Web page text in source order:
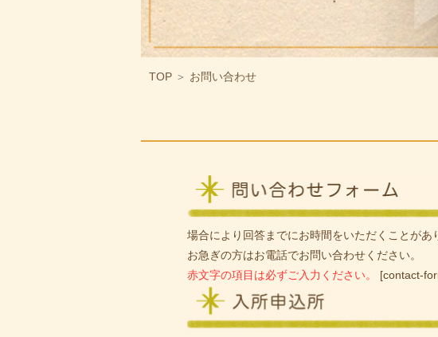
TOP ＞ お問い合わせ
場合により回答までにお時間をいただくことがあ
お急ぎの方はお電話でお問い合わせください。
赤文字の項目は必ずご入力ください。
[contact-